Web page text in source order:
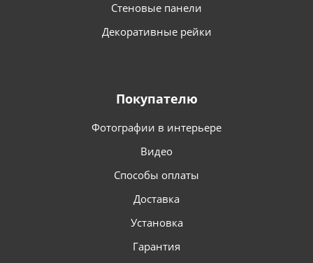
Стеновые панели
Декоративные рейки
Покупателю
Фотографии в интерьере
Видео
Способы оплаты
Доставка
Установка
Гарантия